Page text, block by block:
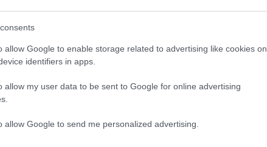
allow Google to enable storage related to advertising like cookies on
identifiers in apps.
allow my user data to be sent to Google for online advertising
allow Google to send me personalized advertising.
τσαντάι στην Πέλλα
Ποντίων
Κουτλουμουσίου αλλά και στο